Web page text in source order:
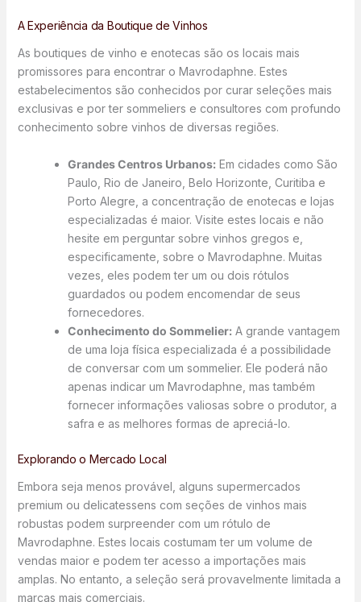
A Experiência da Boutique de Vinhos
As boutiques de vinho e enotecas são os locais mais
promissores para encontrar o Mavrodaphne. Estes
estabelecimentos são conhecidos por curar seleções mais
exclusivas e por ter sommeliers e consultores com profundo
conhecimento sobre vinhos de diversas regiões.
Grandes Centros Urbanos:Em cidades como São
Paulo, Rio de Janeiro, Belo Horizonte, Curitiba e
Porto Alegre, a concentração de enotecas e lojas
especializadas é maior. Visite estes locais e não
hesite em perguntar sobre vinhos gregos e,
especificamente, sobre o Mavrodaphne. Muitas
vezes, eles podem ter um ou dois rótulos
guardados ou podem encomendar de seus
fornecedores.
Conhecimento do Sommelier:A grande vantagem
de uma loja física especializada é a possibilidade
de conversar com um sommelier. Ele poderá não
apenas indicar um Mavrodaphne, mas também
fornecer informações valiosas sobre o produtor, a
safra e as melhores formas de apreciá-lo.
Explorando o Mercado Local
Embora seja menos provável, alguns supermercados
premium ou delicatessens com seções de vinhos mais
robustas podem surpreender com um rótulo de
Mavrodaphne. Estes locais costumam ter um volume de
vendas maior e podem ter acesso a importações mais
amplas. No entanto, a seleção será provavelmente limitada a
marcas mais comerciais.